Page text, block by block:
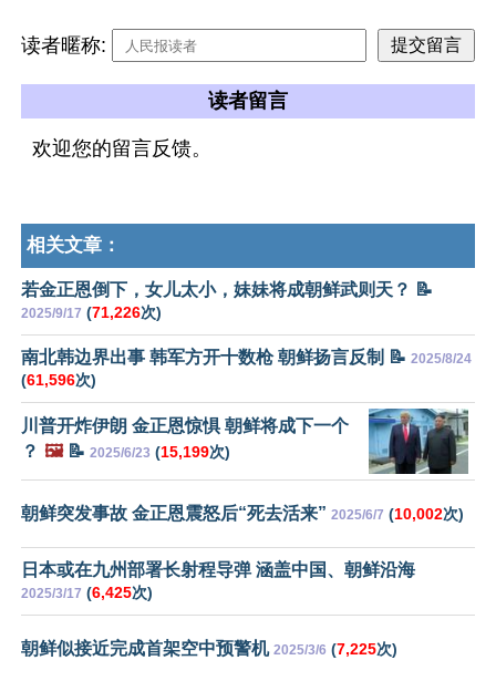
读者暱称:
读者留言
欢迎您的留言反馈。
相关文章：
若金正恩倒下，女儿太小，妹妹将成朝鲜武则天？ 📝
2025/9/17 (71,226次)
南北韩边界出事 韩军方开十数枪 朝鲜扬言反制 📝 2025/8/24
(61,596次)
川普开炸伊朗 金正恩惊惧 朝鲜将成下一个
？ 🖼️📝 2025/6/23 (15,199次)
朝鲜突发事故 金正恩震怒后“死去活来” 2025/6/7 (10,002次)
日本或在九州部署长射程导弹 涵盖中国、朝鲜沿海
2025/3/17 (6,425次)
朝鲜似接近完成首架空中预警机 2025/3/6 (7,225次)